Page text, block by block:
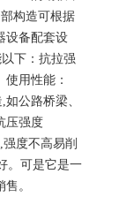
构造可根据
设备配套设
下：抗拉强
用性能：
公路桥梁、
压强度
度不高易削
。可是它是一
。